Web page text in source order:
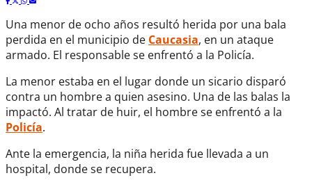
Una menor de ocho años resultó herida por una bala
perdida en el municipio de Caucasia, en un ataque
armado. El responsable se enfrentó a la Policía.
La menor estaba en el lugar donde un sicario disparó
contra un hombre a quien asesino. Una de las balas la
impactó. Al tratar de huir, el hombre se enfrentó a la
Policía.
Ante la emergencia, la niña herida fue llevada a un
hospital, donde se recupera.